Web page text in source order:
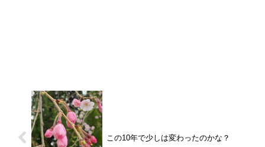
この10年で少しは変わったのかな？